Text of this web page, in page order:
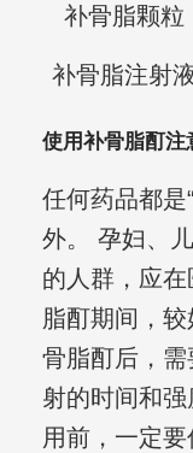
补骨脂颗粒
补骨脂注射
使用补骨脂酊注
任何药品都是
外。 孕妇、
的人群，应
脂酊期间，
骨脂酊后，
射的时间和
用前，一定